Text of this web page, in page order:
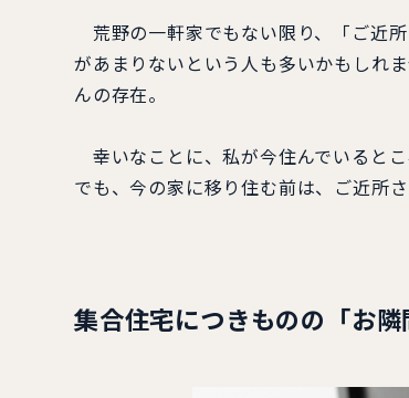
荒野の一軒家でもない限り、「ご近
があまりないという人も多いかもしれ
んの存在。
幸いなことに、私が今住んでいると
でも、今の家に移り住む前は、ご近所
集合住宅につきものの「お隣